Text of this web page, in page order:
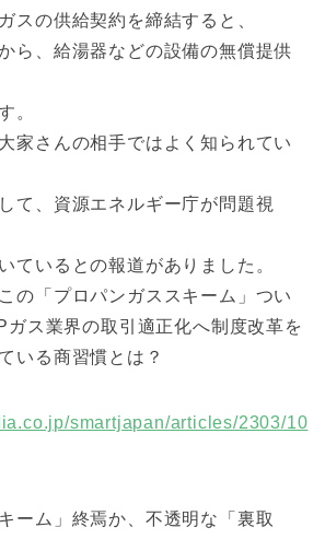
スの供給契約を締結すると、
ら、給湯器などの設備の無償提供
。
家さんの相手ではよく知られてい
て、資源エネルギー庁が問題視
ているとの報道がありました。
の「プロパンガススキーム」つい
ガス業界の取引適正化へ制度改革を
いる商習慣とは？
smartjapan/articles/2303/10
ーム」終焉か、不透明な「裏取